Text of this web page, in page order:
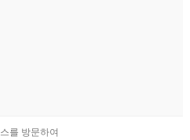
를 방문하여